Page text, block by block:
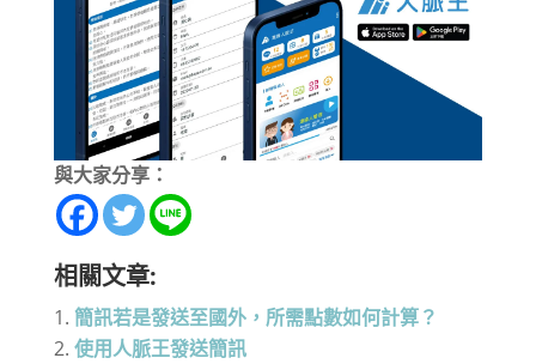
與大家分享：
相關文章:
簡訊若是發送至國外，所需點數如何計算？
使用人脈王發送簡訊